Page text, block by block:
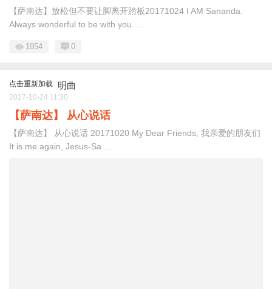
【萨南达】放松但不要让脚离开踏板20171024 I AM Sananda.
Always wonderful to be with you. ...
1954 0
点击重新加载 明曲
2017-10-24 11:30
【萨南达】 从心说话
【萨南达】 从心说话 20171020 My Dear Friends, 我亲爱的朋友们
It is me again, Jesus-Sa ...